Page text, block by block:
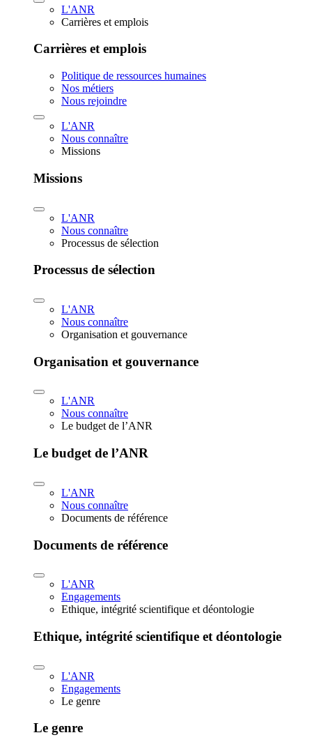
L'ANR
Carrières et emplois
Carrières et emplois
Politique de ressources humaines
Nos métiers
Nous rejoindre
L'ANR
Nous connaître
Missions
Missions
L'ANR
Nous connaître
Processus de sélection
Processus de sélection
L'ANR
Nous connaître
Organisation et gouvernance
Organisation et gouvernance
L'ANR
Nous connaître
Le budget de l’ANR
Le budget de l’ANR
L'ANR
Nous connaître
Documents de référence
Documents de référence
L'ANR
Engagements
Ethique, intégrité scientifique et déontologie
Ethique, intégrité scientifique et déontologie
L'ANR
Engagements
Le genre
Le genre